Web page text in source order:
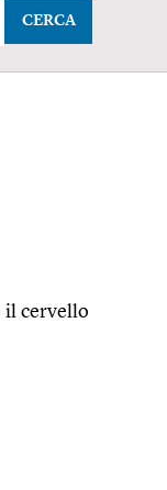
CERCA
il cervello